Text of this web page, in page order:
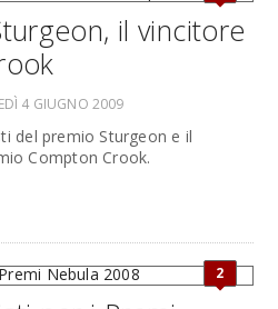
il vincitore
4 GIUGNO 2009
del premio Sturgeon e il
Compton Crook.
2